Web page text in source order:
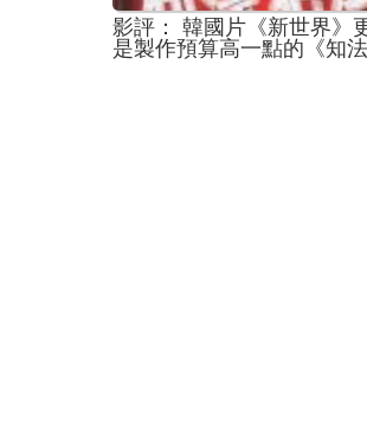
影評： 韓國片《新世界》
是製作預算高一點的《知